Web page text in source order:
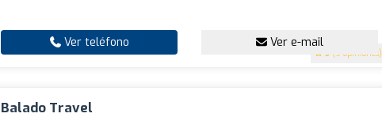
5 (9 opiniones)
Ver teléfono Ver e-mail
Balado Travel